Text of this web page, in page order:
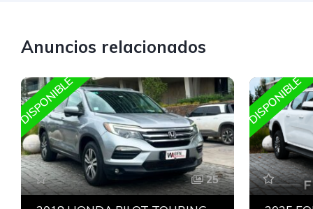
Anuncios relacionados
DISPONIBLE
25
DISPONIBLE